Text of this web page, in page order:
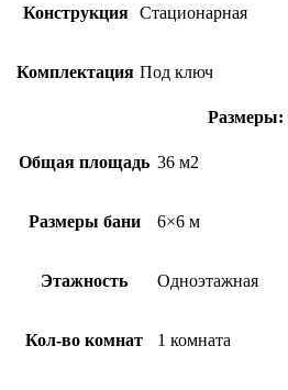
Конструкция Стационарная
Комплектация Под ключ
Размеры:
Общая площадь 36 м2
Размеры бани 6×6 м
Этажность Одноэтажная
Кол-во комнат 1 комната